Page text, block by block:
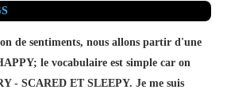
de sentiments, nous allons partir d'une
le vocabulaire est simple car on
- SCARED ET SLEEPY. Je me suis